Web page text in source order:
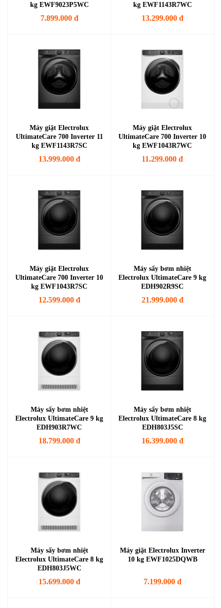
kg EWF9023P5WC
7.899.000 đ
kg EWF1143R7WC
13.299.000 đ
Máy giặt Electrolux
UltimateCare 700 Inverter 11
kg EWF1143R7SC
13.999.000 đ
Máy giặt Electrolux
UltimateCare 700 Inverter 10
kg EWF1043R7WC
11.299.000 đ
Máy giặt Electrolux
UltimateCare 700 Inverter 10
kg EWF1043R7SC
12.599.000 đ
Máy sấy bơm nhiệt
Electrolux UltimateCare 9 kg
EDH902R9SC
21.999.000 đ
Máy sấy bơm nhiệt
Electrolux UltimateCare 9 kg
EDH903R7WC
18.799.000 đ
Máy sấy bơm nhiệt
Electrolux UltimateCare 8 kg
EDH803J5SC
16.399.000 đ
Máy sấy bơm nhiệt
Electrolux UltimateCare 8 kg
EDH803J5WC
15.699.000 đ
Máy giặt Electrolux Inverter
10 kg EWF1025DQWB
7.199.000 đ